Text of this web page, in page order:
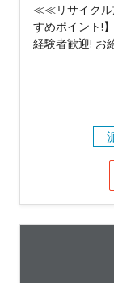
≪≪リサイクル
すめポイント!
経験者歓迎! お